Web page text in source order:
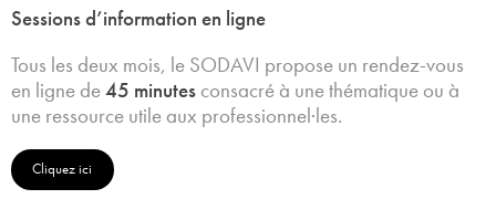
Sessions d’information en ligne
Tous les deux mois, le SODAVI propose un rendez-vous
en ligne de45 minutes consacré à une thématique ou à
une ressource utile aux professionnel·les.
Cliquez ici